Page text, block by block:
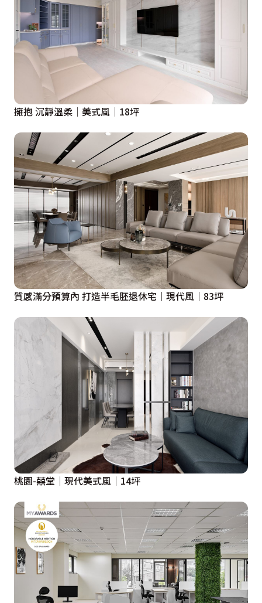
擁抱 沉靜溫柔│美式風│18坪
質感滿分預算內 打造半毛胚退休宅｜現代風｜83坪
桃園-囍堂│現代美式風│14坪